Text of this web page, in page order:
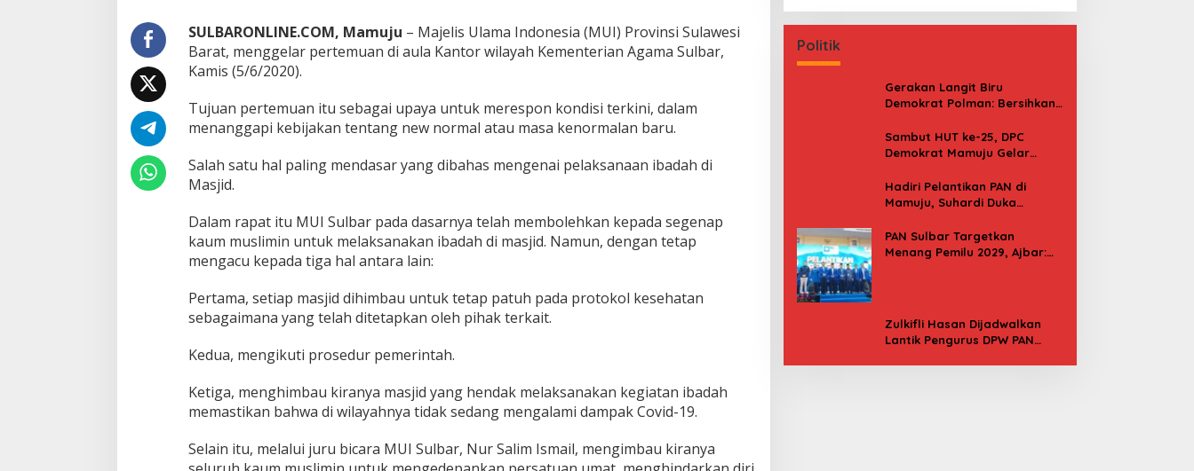
a
k
s
a
k
n
a
s
SULBARONLINE.COM, Mamuju – Majelis Ulama Indonesia (MUI) Provinsi Sulawesi
Barat, menggelar pertemuan di aula Kantor wilayah Kementerian Agama Sulbar,
Kamis (5/6/2020).
Tujuan pertemuan itu sebagai upaya untuk merespon kondisi terkini, dalam
menanggapi kebijakan tentang new normal atau masa kenormalan baru.
Salah satu hal paling mendasar yang dibahas mengenai pelaksanaan ibadah di
Masjid.
Dalam rapat itu MUI Sulbar pada dasarnya telah membolehkan kepada segenap
kaum muslimin untuk melaksanakan ibadah di masjid. Namun, dengan tetap
mengacu kepada tiga hal antara lain:
Pertama, setiap masjid dihimbau untuk tetap patuh pada protokol kesehatan
sebagaimana yang telah ditetapkan oleh pihak terkait.
Kedua, mengikuti prosedur pemerintah.
Ketiga, menghimbau kiranya masjid yang hendak melaksanakan kegiatan ibadah
memastikan bahwa di wilayahnya tidak sedang mengalami dampak Covid-19.
Selain itu, melalui juru bicara MUI Sulbar, Nur Salim Ismail, mengimbau kiranya
Politik
Gerakan Langit Biru
Demokrat Polman: Bersihkan
Donor Darah
Sambut HUT ke-25, DPC
Demokrat Mamuju Gelar
Indonesia Asri
Hadiri Pelantikan PAN di
Mamuju, Suhardi Duka
Bupati
PAN Sulbar Targetkan
Menang Pemilu 2029, Ajbar:
Zulkifli Hasan Dijadwalkan
Lantik Pengurus DPW PAN